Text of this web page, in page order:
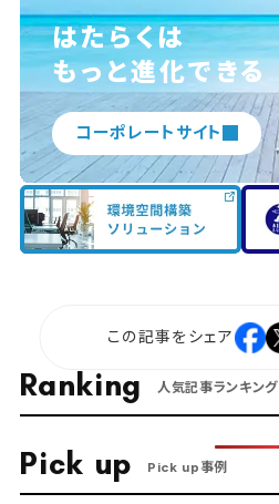
はたらくは
もっと進化できる
コーポレートサイト
この記事をシェア
Ranking 人気記事ランキング
Pick up Pick up事例